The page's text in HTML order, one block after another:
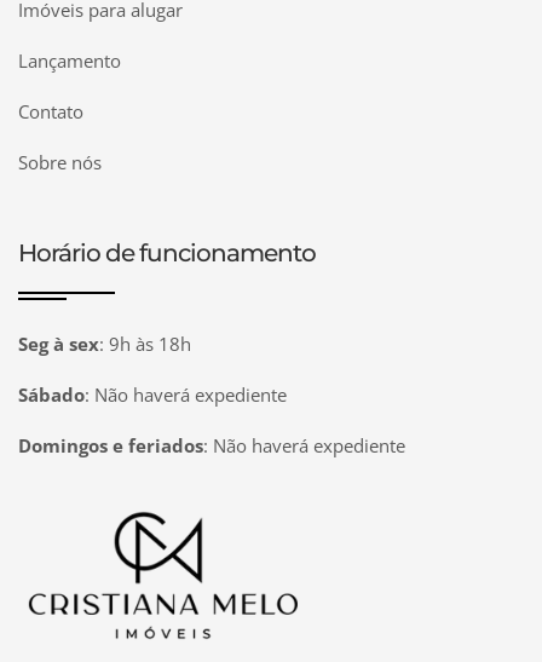
Imóveis para alugar
Lançamento
Contato
Sobre nós
Horário de funcionamento
Seg à sex: 9h às 18h
Sábado: Não haverá expediente
Domingos e feriados: Não haverá expediente
Página inicial